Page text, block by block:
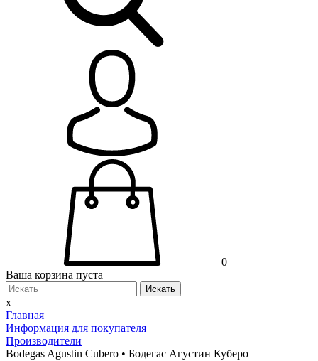
0
Ваша корзина пуста
Искать
x
Главная
Информация для покупателя
Производители
Bodegas Agustin Cubero • Бодегас Агустин Куберо